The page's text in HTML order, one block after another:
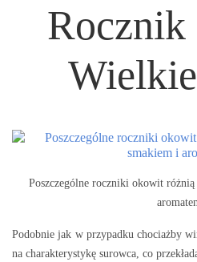
Rocznik
Poszczególne roczniki okowit
Podobnie jak w przypadku chociażby
na charakterystykę surowca, co